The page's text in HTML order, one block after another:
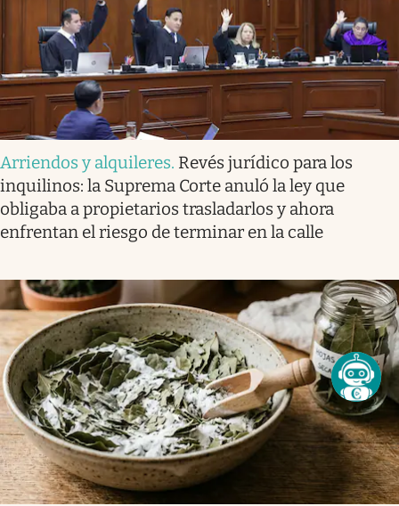
Arriendos y alquileres. Revés jurídico para los
inquilinos: la Suprema Corte anuló la ley que
obligaba a propietarios trasladarlos y ahora
enfrentan el riesgo de terminar en la calle